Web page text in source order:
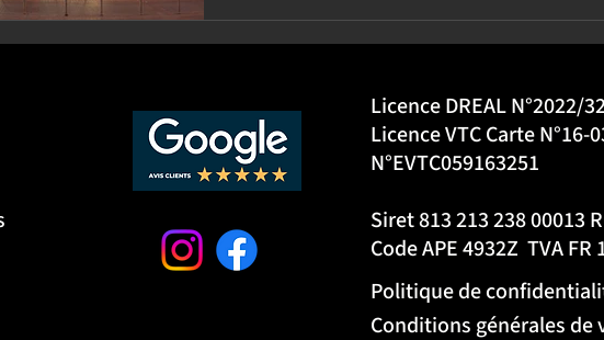
Licence DREAL N°2022/
Licence VTC Carte N°16-
N°EVTC059163251
Siret 813 213 238 00013
Code APE 4932Z TVA FR
Politique de
Conditions générales de